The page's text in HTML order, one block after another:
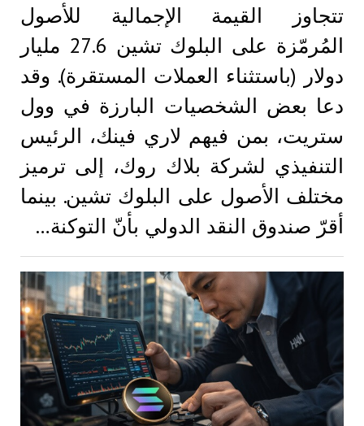
تتجاوز القيمة الإجمالية للأصول
المُرمّزة على البلوك تشين 27.6 مليار
دولار (باستثناء العملات المستقرة). وقد
دعا بعض الشخصيات البارزة في وول
ستريت، بمن فيهم لاري فينك، الرئيس
التنفيذي لشركة بلاك روك، إلى ترميز
مختلف الأصول على البلوك تشين. بينما
أقرّ صندوق النقد الدولي بأنّ التوكنة…